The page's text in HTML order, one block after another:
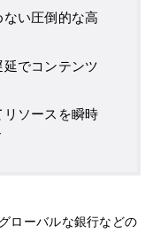
い圧倒的な高
でコンテンツ
リソースを瞬時
ローバルな銀行などの